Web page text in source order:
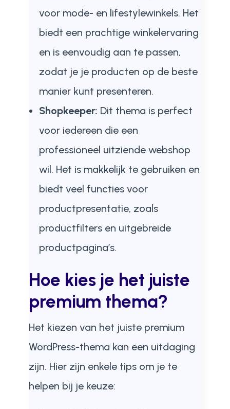
voor mode- en lifestylewinkels. Het
biedt een prachtige winkelervaring
en is eenvoudig aan te passen,
zodat je je producten op de beste
manier kunt presenteren.
Shopkeeper: Dit thema is perfect
voor iedereen die een
professioneel uitziende webshop
wil. Het is makkelijk te gebruiken en
biedt veel functies voor
productpresentatie, zoals
productfilters en uitgebreide
productpagina’s.
Hoe kies je het juiste
premium thema?
Het kiezen van het juiste premium
WordPress-thema kan een uitdaging
zijn. Hier zijn enkele tips om je te
helpen bij je keuze: